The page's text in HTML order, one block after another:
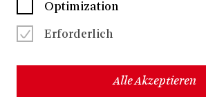
Fernseher? Wie kann man riesige
wie macht man falsche Bärte?
Bei den regelmäßig stattfindenden
Familien durch das Opernhaus
Optimization
Erforderlich
Alle Akzeptieren